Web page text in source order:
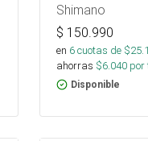
Shimano
$ 150.990
en 6cuotas de $
ahorras $6.040por
Disponible